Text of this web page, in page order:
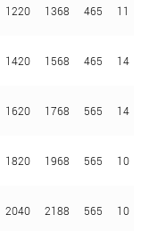
1220 1368 465 11
1420 1568 465 14
1620 1768 565 14
1820 1968 565 10
2040 2188 565 10